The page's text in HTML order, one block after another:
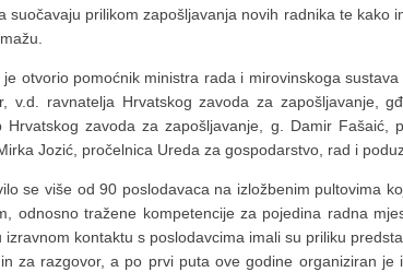
suočavaju prilikom zapošljavanja novih radnika te kako
otvorio pomoćnik ministra rada i mirovinskoga
v.d. ravnatelja Hrvatskog zavoda za zapošljavanje,
Hrvatskog zavoda za zapošljavanje, g. Damir Fašaić,
Jozić, pročelnica Ureda za gospodarstvo, rad i
se više od 90 poslodavaca na izložbenim pultovima
odnosno tražene kompetencije za pojedina radna
kontaktu s poslodavcima imali su priliku
za razgovor, a po prvi puta ove godine organiziran je